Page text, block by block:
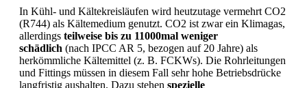
In Kühl- und Kältekreisläufen wird heutzutage vermehrt CO2
(R744) als Kältemedium genutzt. CO2 ist zwar ein Klimagas,
allerdings teilweise bis zu 11000mal weniger
schädlich (nach IPCC AR 5, bezogen auf 20 Jahre) als
herkömmliche Kältemittel (z. B. FCKWs). Die Rohrleitungen
und Fittings müssen in diesem Fall sehr hohe Betriebsdrücke
langfristig aushalten. Dazu stehen spezielle